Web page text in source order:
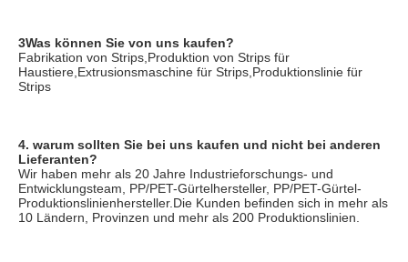
3Was können Sie von uns kaufen?
Fabrikation von Strips,Produktion von Strips für
Haustiere,Extrusionsmaschine für Strips,Produktionslinie für
Strips
4. warum sollten Sie bei uns kaufen und nicht bei anderen
Lieferanten?
Wir haben mehr als 20 Jahre Industrieforschungs- und
Entwicklungsteam, PP/PET-Gürtelhersteller, PP/PET-Gürtel-
Produktionslinienhersteller.Die Kunden befinden sich in mehr als
10 Ländern, Provinzen und mehr als 200 Produktionslinien.